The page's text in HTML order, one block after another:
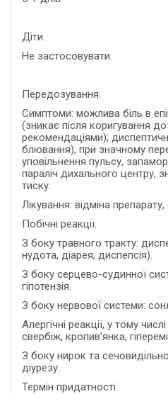
Діти.
Не застосовувати.
Передозування.
Симптоми: можлива біль в
(зникає після коригування
рекомендаціями);
блювання), при значному
уповільнення пульсу,
параліч дихального центру,
тиску.
Лікування: відміна
Побічні реакції.
З боку травного тракту:
нудота, діарея, диспепсія).
З боку серцево-судинної
гіпотензія.
З боку нервової системи:
Алергічні реакції, у тому
свербіж, кропив'янка,
З боку нирок та
діурезу.
Термін придатності.